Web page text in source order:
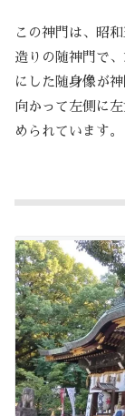
この神門は、昭
造りの随神門で
にした随身像が
向かって左側に
められています。